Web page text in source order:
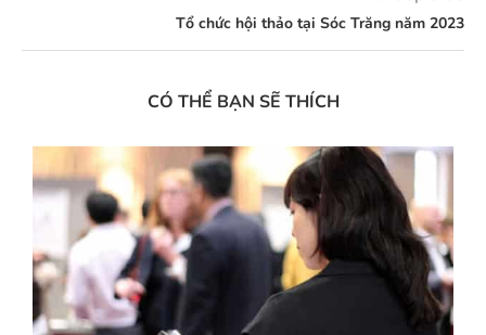
Tổ chức hội thảo tại Sóc Trăng năm 2023
CÓ THỂ BẠN SẼ THÍCH